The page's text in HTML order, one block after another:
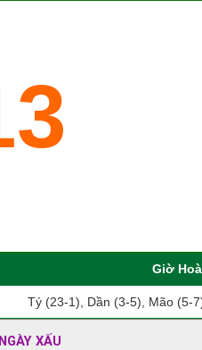
Giờ
Tý (23-1), Dần (3-5), Mão (5-
XẤU